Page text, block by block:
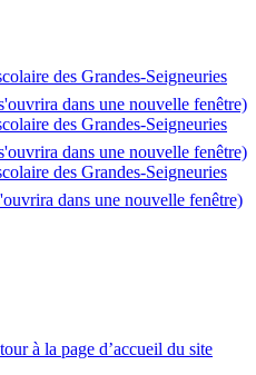
des Grandes‑Seigneuries
dans une nouvelle fenêtre)
des Grandes‑Seigneuries
dans une nouvelle fenêtre)
des Grandes‑Seigneuries
dans une nouvelle fenêtre)
à la page d’accueil du site